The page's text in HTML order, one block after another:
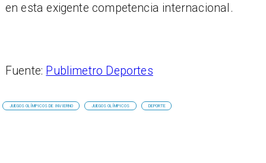
en esta exigente competencia internacional.
Fuente: Publimetro Deportes
JUEGOS OLÍMPICOS DE INVIERNO JUEGOS OLÍMPICOS DEPORTE